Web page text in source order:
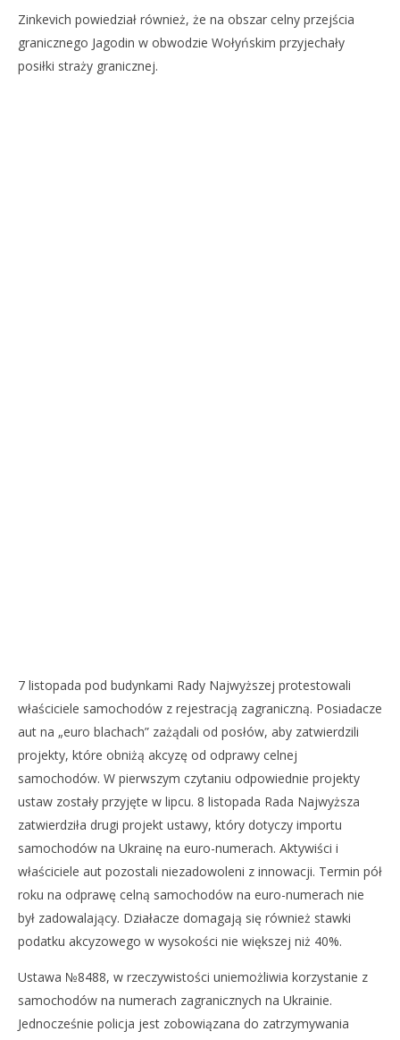
Zinkevich powiedział również, że na obszar celny przejścia
granicznego Jagodin w obwodzie Wołyńskim przyjechały
posiłki straży granicznej.
7 listopada pod budynkami Rady Najwyższej protestowali
właściciele samochodów z rejestracją zagraniczną. Posiadacze
aut na „euro blachach” zażądali od posłów, aby zatwierdzili
projekty, które obniżą akcyzę od odprawy celnej
samochodów. W pierwszym czytaniu odpowiednie projekty
ustaw zostały przyjęte w lipcu. 8 listopada Rada Najwyższa
zatwierdziła drugi projekt ustawy, który dotyczy importu
samochodów na Ukrainę na euro-numerach. Aktywiści i
właściciele aut pozostali niezadowoleni z innowacji. Termin pół
roku na odprawę celną samochodów na euro-numerach nie
był zadowalający. Działacze domagają się również stawki
podatku akcyzowego w wysokości nie większej niż 40%.
Ustawa №8488, w rzeczywistości uniemożliwia korzystanie z
samochodów na numerach zagranicznych na Ukrainie.
Jednocześnie policja jest zobowiązana do zatrzymywania